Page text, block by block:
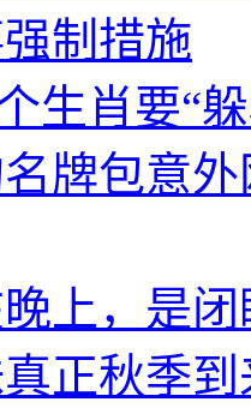
制措施
生肖要“
牌包意
上，是
正秋季